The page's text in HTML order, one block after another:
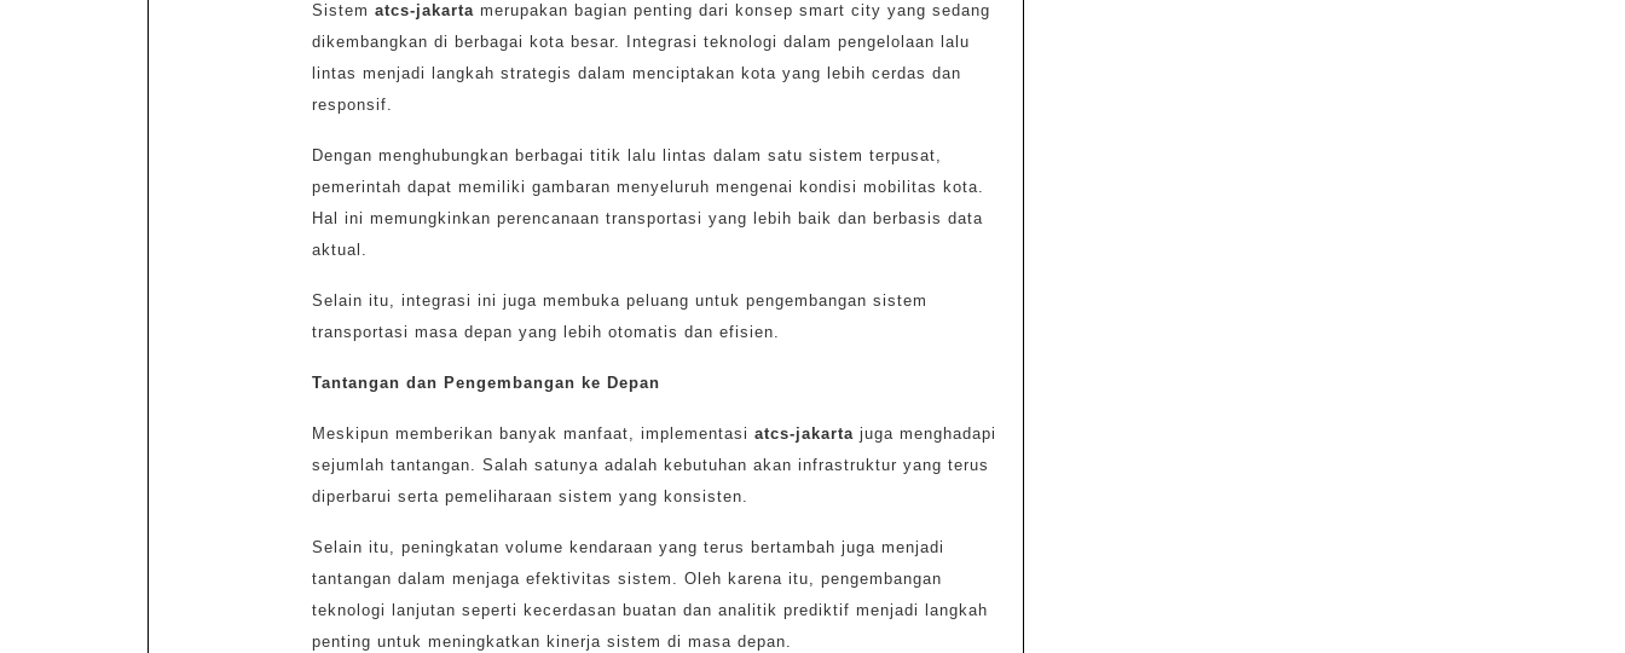
Sistem atcs-jakartamerupakan bagian penting dari konsep smart city yang sedang
dikembangkan di berbagai kota besar. Integrasi teknologi dalam pengelolaan lalu
lintas menjadi langkah strategis dalam menciptakan kota yang lebih cerdas dan
responsif.
Dengan menghubungkan berbagai titik lalu lintas dalam satu sistem terpusat,
pemerintah dapat memiliki gambaran menyeluruh mengenai kondisi mobilitas kota.
Hal ini memungkinkan perencanaan transportasi yang lebih baik dan berbasis data
aktual.
Selain itu, integrasi ini juga membuka peluang untuk pengembangan sistem
transportasi masa depan yang lebih otomatis dan efisien.
Tantangan dan Pengembangan ke Depan
Meskipun memberikan banyak manfaat, implementasi atcs-jakartajuga menghadapi
sejumlah tantangan. Salah satunya adalah kebutuhan akan infrastruktur yang terus
diperbarui serta pemeliharaan sistem yang konsisten.
Selain itu, peningkatan volume kendaraan yang terus bertambah juga menjadi
tantangan dalam menjaga efektivitas sistem. Oleh karena itu, pengembangan
teknologi lanjutan seperti kecerdasan buatan dan analitik prediktif menjadi langkah
penting untuk meningkatkan kinerja sistem di masa depan.